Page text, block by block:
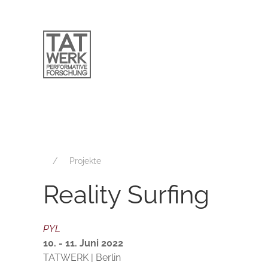
Projekte
Reality Surfing
PYL
10. - 11. Juni 2022
TATWERK | Berlin